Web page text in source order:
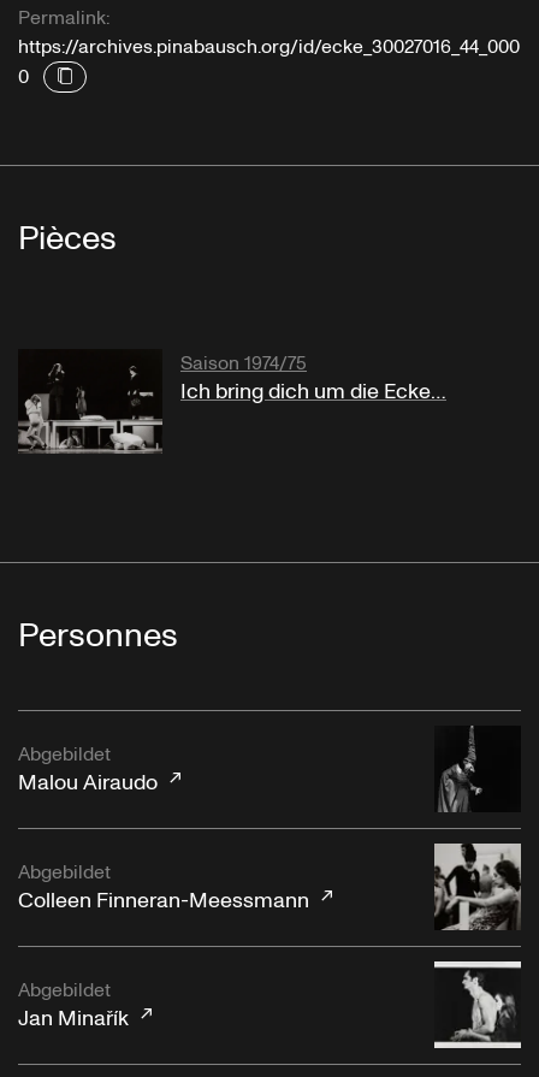
Permalink:
https://archives.pinabausch.org/id/ecke_30027016_44_000
0
Pièces
Saison 1974/75
Ich bring dich um die Ecke…
Personnes
Abgebildet
Malou Airaudo
Abgebildet
Colleen Finneran-Meessmann
Abgebildet
Jan Minařík